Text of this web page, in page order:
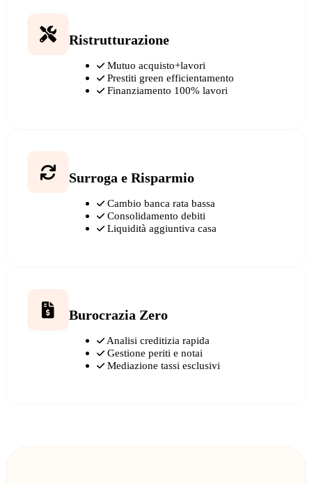
Ristrutturazione
Mutuo acquisto+lavori
Prestiti green efficientamento
Finanziamento 100% lavori
Surroga e Risparmio
Cambio banca rata bassa
Consolidamento debiti
Liquidità aggiuntiva casa
Burocrazia Zero
Analisi creditizia rapida
Gestione periti e notai
Mediazione tassi esclusivi